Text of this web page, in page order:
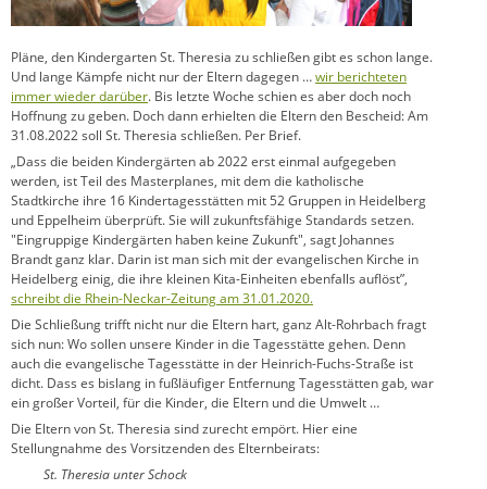
Pläne, den Kindergarten St. Theresia zu schließen gibt es schon lange.
Und lange Kämpfe nicht nur der Eltern dagegen …wir berichteten
immer wieder darüber. Bis letzte Woche schien es aber doch noch
Hoffnung zu geben. Doch dann erhielten die Eltern den Bescheid: Am
31.08.2022 soll St. Theresia schließen. Per Brief.
„Dass die beiden Kindergärten ab 2022 erst einmal aufgegeben
werden, ist Teil des Masterplanes, mit dem die katholische
Stadtkirche ihre 16 Kindertagesstätten mit 52 Gruppen in Heidelberg
und Eppelheim überprüft. Sie will zukunftsfähige Standards setzen.
"Eingruppige Kindergärten haben keine Zukunft", sagt Johannes
Brandt ganz klar. Darin ist man sich mit der evangelischen Kirche in
Heidelberg einig, die ihre kleinen Kita-Einheiten ebenfalls auflöst”,
schreibt die Rhein-Neckar-Zeitung am 31.01.2020.
Die Schließung trifft nicht nur die Eltern hart, ganz Alt-Rohrbach fragt
sich nun: Wo sollen unsere Kinder in die Tagesstätte gehen. Denn
auch die evangelische Tagesstätte in der Heinrich-Fuchs-Straße ist
dicht. Dass es bislang in fußläufiger Entfernung Tagesstätten gab, war
ein großer Vorteil, für die Kinder, die Eltern und die Umwelt …
Die Eltern von St. Theresia sind zurecht empört. Hier eine
Stellungnahme des Vorsitzenden des Elternbeirats:
St. Theresia unter Schock